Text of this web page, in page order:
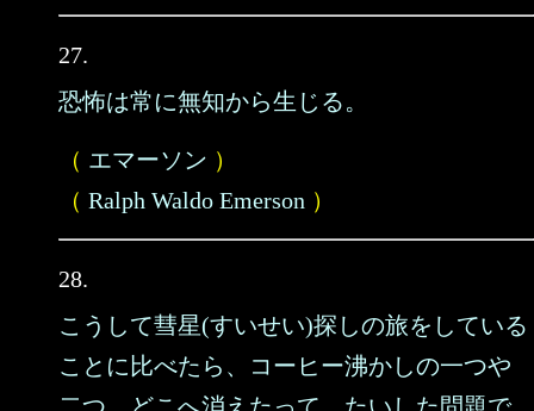
27.
恐怖は常に無知から生じる。
（ エマーソン ）
（ Ralph Waldo Emerson ）
28.
こうして彗星(すいせい)探しの旅をしている
ことに比べたら、コーヒー沸かしの一つや